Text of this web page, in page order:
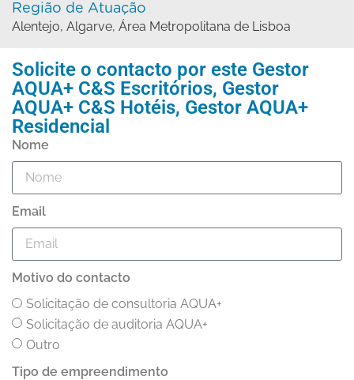
Região de Atuação
Alentejo, Algarve, Área Metropolitana de Lisboa
Solicite o contacto por este Gestor
AQUA+ C&S Escritórios, Gestor
AQUA+ C&S Hotéis, Gestor AQUA+
Residencial
Nome
Email
Motivo do contacto
Solicitação de consultoria AQUA+
Solicitação de auditoria AQUA+
Outro
Tipo de empreendimento